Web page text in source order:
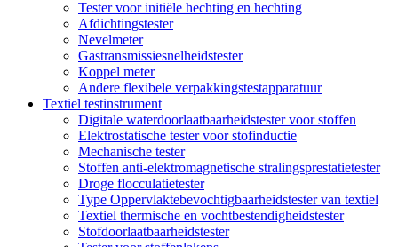
Tester voor initiële hechting en hechting
Afdichtingstester
Nevelmeter
Gastransmissiesnelheidstester
Koppel meter
Andere flexibele verpakkingstestapparatuur
Textiel testinstrument
Digitale waterdoorlaatbaarheidstester voor stoffen
Elektrostatische tester voor stofinductie
Mechanische tester
Stoffen anti-elektromagnetische stralingsprestatietester
Droge flocculatietester
Type Oppervlaktebevochtigbaarheidstester van textiel
Textiel thermische en vochtbestendigheidstester
Stofdoorlaatbaarheidstester